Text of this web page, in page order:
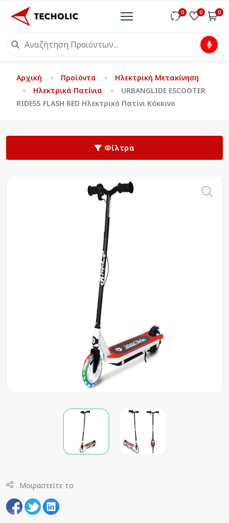
0 0 0
Αρχική Προϊόντα
Ηλεκτρική Μετακίνηση
Ηλεκτρικά Πατίνια
URBANGLIDE ESCOOTER
RIDE55 FLASH RED Ηλεκτρικό Πατίνι Κόκκινο
Φίλτρα
Μοιραστείτε το